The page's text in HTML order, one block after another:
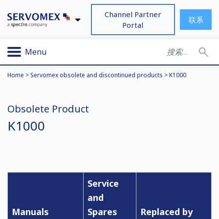
Channel Partner
Portal
联系
Menu
Home > Servomex obsolete and discontinued products >K1000
Obsolete Product
K1000
Manuals
Service
and
Spares
Replaced by